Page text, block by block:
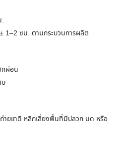
.
1–2 ซม. ตามกระบวนการผลิต
กผ่อน
บ
ายเทดี หลีกเลี่ยงพื้นที่มีปลวก มด หรือ